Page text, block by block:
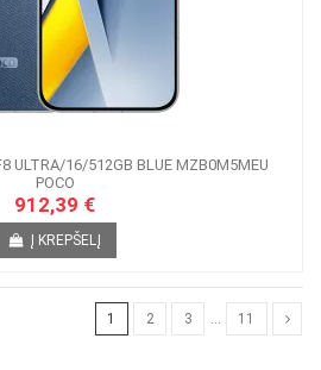
ULTRA/16/512GB BLUE MZB0M5MEU
POCO
912,39 €
Į KREPŠELĮ
1 2 3 … 11